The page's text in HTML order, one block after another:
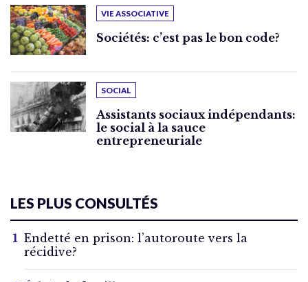
VIE ASSOCIATIVE
Sociétés: c’est pas le bon code?
SOCIAL
Assistants sociaux indépendants:
le social à la sauce
entrepreneuriale
LES PLUS CONSULTÉS
Endetté en prison: l’autoroute vers la
récidive?